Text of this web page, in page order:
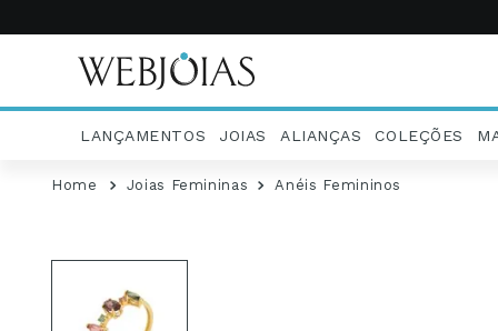
LANÇAMENTOS JOIAS ALIANÇAS COLEÇÕES
Joias Femininas Anéis Femininos